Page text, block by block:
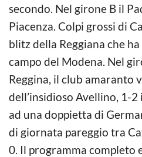
secondo. Nel girone B il
Piacenza. Colpi grossi di
blitz della Reggiana che
campo del Modena. Nel
Reggina, il club amaranto
dell’insidioso Avellino, 1-
ad una doppietta di
di giornata pareggio tra
0. Il programma completo